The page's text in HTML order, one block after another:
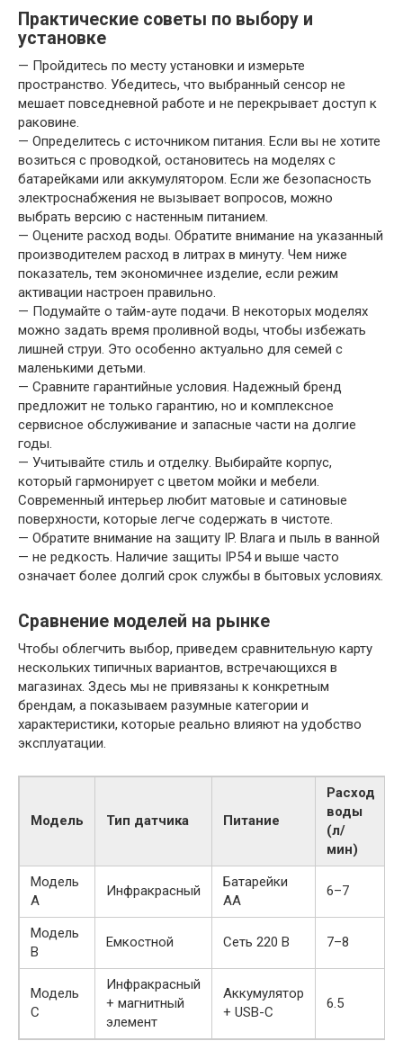
Практические советы по выбору и
установке
— Пройдитесь по месту установки и измерьте
пространство. Убедитесь, что выбранный сенсор не
мешает повседневной работе и не перекрывает доступ к
раковине.
— Определитесь с источником питания. Если вы не хотите
возиться с проводкой, остановитесь на моделях с
батарейками или аккумулятором. Если же безопасность
электроснабжения не вызывает вопросов, можно
выбрать версию с настенным питанием.
— Оцените расход воды. Обратите внимание на указанный
производителем расход в литрах в минуту. Чем ниже
показатель, тем экономичнее изделие, если режим
активации настроен правильно.
— Подумайте о тайм-ауте подачи. В некоторых моделях
можно задать время проливной воды, чтобы избежать
лишней струи. Это особенно актуально для семей с
маленькими детьми.
— Сравните гарантийные условия. Надежный бренд
предложит не только гарантию, но и комплексное
сервисное обслуживание и запасные части на долгие
годы.
— Учитывайте стиль и отделку. Выбирайте корпус,
который гармонирует с цветом мойки и мебели.
Современный интерьер любит матовые и сатиновые
поверхности, которые легче содержать в чистоте.
— Обратите внимание на защиту IP. Влага и пыль в ванной
— не редкость. Наличие защиты IP54 и выше часто
означает более долгий срок службы в бытовых условиях.
Сравнение моделей на рынке
Чтобы облегчить выбор, приведем сравнительную карту
нескольких типичных вариантов, встречающихся в
магазинах. Здесь мы не привязаны к конкретным
брендам, а показываем разумные категории и
характеристики, которые реально влияют на удобство
эксплуатации.
Модель Тип датчика Питание
Расход
воды
(л/
мин)
Модель
A
Инфракрасный
Батарейки
AA
6–7
Модель
B
Емкостной Сеть 220 В 7–8
Модель
C
Инфракрасный
+ магнитный
элемент
Аккумулятор
+ USB-C
6.5